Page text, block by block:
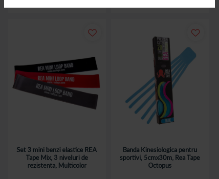
Set 3 mini benzi elastice REA
Tape Mix, 3 niveluri de
rezistenta, Multicolor
Banda Kinesiologica pentru
sportivi, 5cmx30m, Rea Tape
Octopus